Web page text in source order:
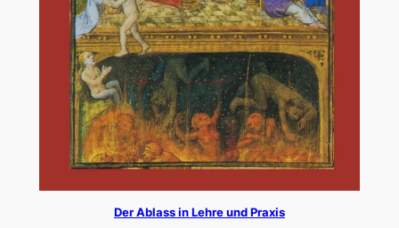
Der Ablass in Lehre und Praxis